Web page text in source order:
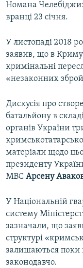
Номана
вранці 23 січня.
У листопаді 2018
заявив, що в
кримінальні
«незаконних
Дискусія про
батальйону в
органів України
матеріали щодо
президенту
МВС Арсену
У Національній
систему
зазначали, що
структурі
залишаються поки
законодавчо.